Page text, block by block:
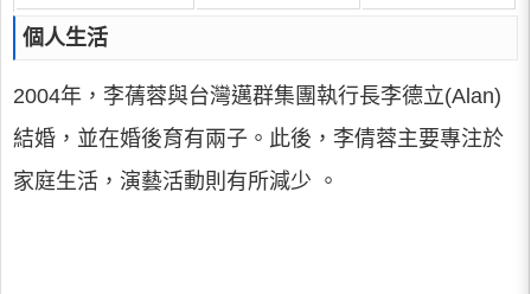
個人生活
2004年，李蒨蓉與台灣邁群集團執行長李德立(Alan)
結婚，並在婚後育有兩子。此後，李倩蓉主要專注於
家庭生活，演藝活動則有所減少 。